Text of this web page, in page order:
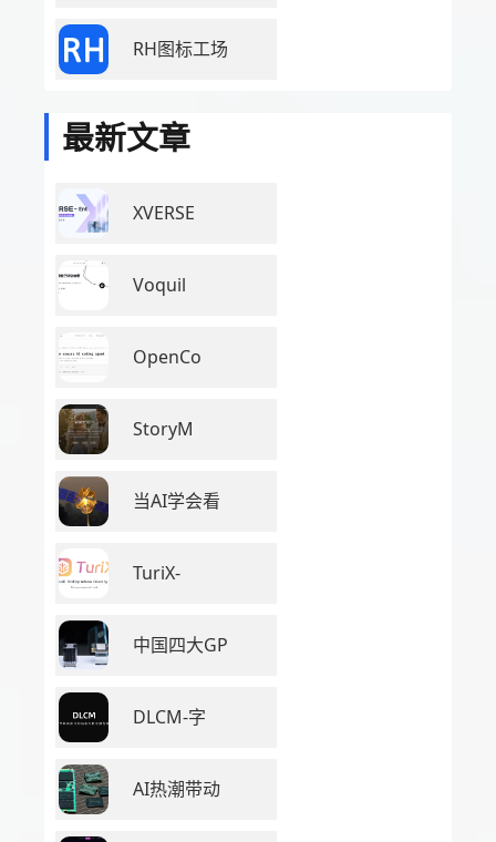
RH图标工场
最新文章
XVERSE
Voquil
OpenCo
StoryM
当AI学会看
TuriX-
中国四大GP
DLCM-字
AI热潮带动